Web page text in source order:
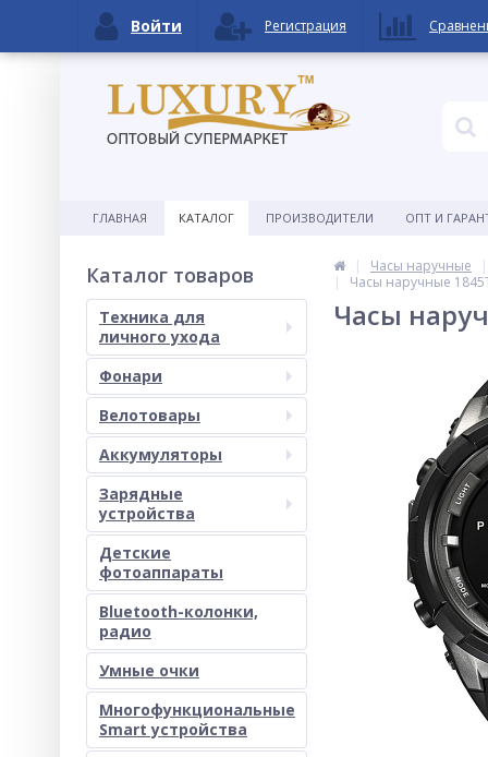
ГЛАВНАЯ КАТАЛОГ ПРОИЗВОДИТЕЛИ ОПТ И
Каталог товаров
Техника для
личного ухода
Фонари
Велотовары
Аккумуляторы
Зарядные
устройства
Детские
фотоаппараты
Bluetooth-колонки,
радио
Умные очки
Многофункциональные
Smart устройства
Часы наручные
Часы наручные
Часы
Войти Регистрация